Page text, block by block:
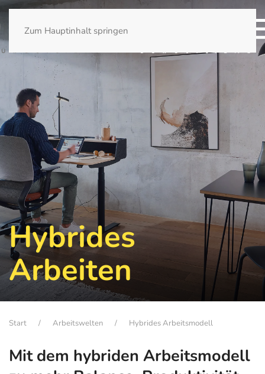
Zum Hauptinhalt springen
Hybrides
Arbeiten
Start Arbeitswelten Hybrides Arbeitsmodell
Mit dem hybriden Arbeitsmodell